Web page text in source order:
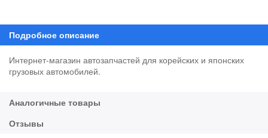
Интернет-магазин автозапчастей для корейских и японских
грузовых автомобилей.